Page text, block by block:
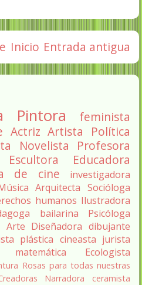
Entrada antigua
Inicio
Pintora
feminista
Actriz Artista
Política
Novelista
Profesora
Escultora
Educadora
de cine
investigadora
Arquitecta Socióloga
humanos Ilustradora
bailarina
Psicóloga
Arte Diseñadora dibujante
plástica cineasta jurista
matemática
Ecologista
Rosas para todas nuestras
Narradora
ceramista